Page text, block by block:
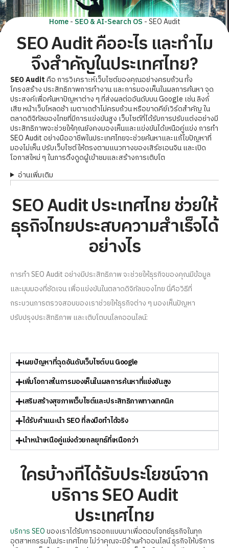
Home- SEO & AI-Search OS -SEO Audit
SEO Audit คืออะไร และทำไม
จึงสำคัญในประเทศไทย?
SEO Auditคือ การวิเคราะห์เว็บไซต์ของคุณอย่างครบถ้วน ทั้ง
โครงสร้าง ประสิทธิภาพการทำงาน และการมองเห็นในผลการค้นหา จุด
ประสงค์เพื่อค้นหาปัญหาต่าง ๆ ที่ส่งผลต่ออันดับบน Google เช่น ลิงก์
เสีย หน้าเว็บโหลดช้า เมตาเดต้าไม่ครบถ้วน หรือขาดคีย์เวิร์ดสำคัญ ใน
ตลาดดิจิทัลของไทยที่มีการแข่งขันสูง เว็บไซต์ที่ได้รับการปรับแต่งอย่างมี
ประสิทธิภาพจะช่วยให้คุณยังคงมองเห็นและแข่งขันได้เหนือคู่แข่ง การทำ
SEO Audit อย่างมืออาชีพในประเทศไทยจะช่วยค้นหาและแก้ไขปัญหาที่
มองไม่เห็น ปรับเว็บไซต์ให้ตรงตามแนวทางของเสิร์ชเอนจิน และเปิด
โอกาสใหม่ ๆ ในการดึงดูดผู้เข้าชมและสร้างการเติบโต
อ่านเพิ่มเติม
SEO Audit ประเทศไทย ช่วยให้
ธุรกิจไทยประสบความสำเร็จได้
อย่างไร
การทำ SEO Audit อย่างมีประสิทธิภาพ จะช่วยให้ธุรกิจของคุณมีข้อมูล
และมุมมองที่ชัดเจน เพื่อแข่งขันในตลาดดิจิทัลของไทย นี่คือวิธีที่
กระบวนการตรวจสอบของเราช่วยให้ธุรกิจต่าง ๆ มองเห็นปัญหา
ปรับปรุงประสิทธิภาพ และเติบโตบนโลกออนไลน์:
เผยปัญหาที่ฉุดอันดับเว็บไซต์บน Google
เพิ่มโอกาสในการมองเห็นในผลการค้นหาที่แข่งขันสูง
เสริมสร้างสุขภาพเว็บไซต์และประสิทธิภาพทางเทคนิค
ได้รับคำแนะนำ SEO ที่ลงมือทำได้จริง
นำหน้าเหนือคู่แข่งด้วยกลยุทธ์ที่เหนือกว่า
ใครบ้างที่ได้รับประโยชน์จาก
บริการ SEO Audit
ประเทศไทย
บริการ SEOของเราได้รับการออกแบบมาเพื่อตอบโจทย์ธุรกิจในทุก
อุตสาหกรรมในประเทศไทย ไม่ว่าคุณจะมีร้านค้าออนไลน์ ธุรกิจให้บริการ